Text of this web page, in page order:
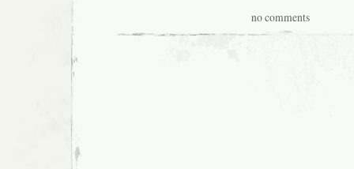
no comments